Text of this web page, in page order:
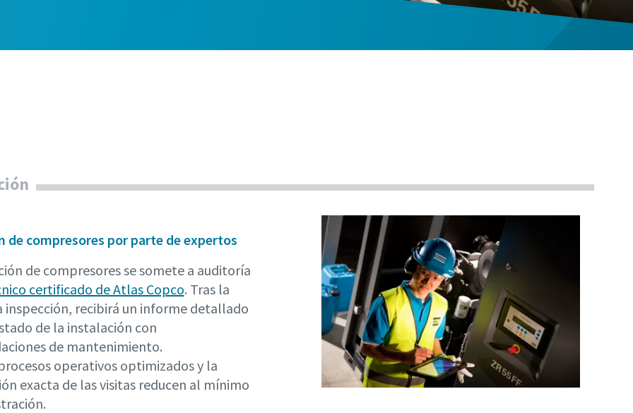
de compresores por parte de expertos
de compresores se somete a auditoría
certificado de Atlas Copco. Tras la
inspección, recibirá un informe detallado
de la instalación con
de mantenimiento.
operativos optimizados y la
exacta de las visitas reducen al mínimo